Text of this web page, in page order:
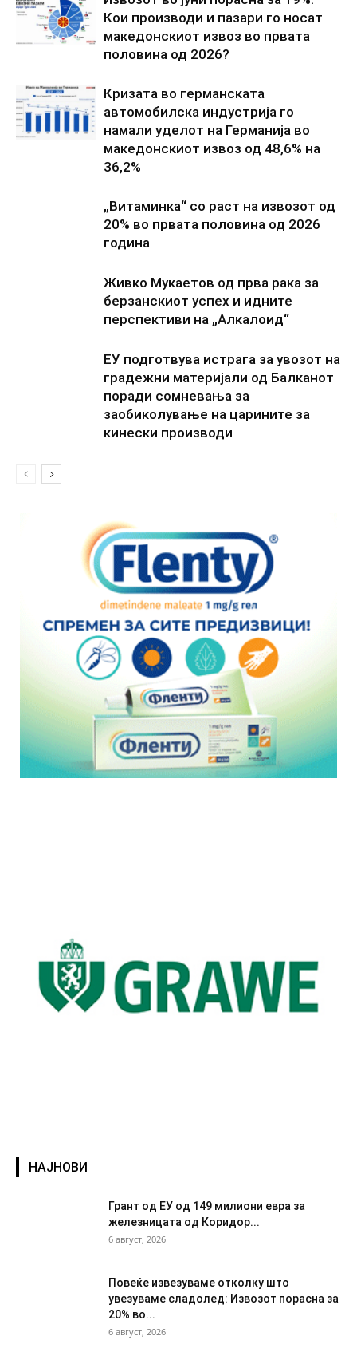
Кои производи и пазари го носат
македонскиот извоз во првата
половина од 2026?
Кризата во германската
автомобилска индустрија го
намали уделот на Германија во
македонскиот извоз од 48,6% на
36,2%
„Витаминка“ со раст на извозот од
20% во првата половина од 2026
година
Живко Мукаетов од прва рака за
берзанскиот успех и идните
перспективи на „Алкалоид“
ЕУ подготвува истрага за увозот на
градежни материјали од Балканот
поради сомневања за
заобиколување на царините за
кинески производи
НАЈНОВИ
Грант од ЕУ од 149 милиони евра за
железницата од Коридор...
6 август, 2026
Повеќе извезуваме отколку што
увезуваме сладолед: Извозот порасна за
20% во...
6 август, 2026